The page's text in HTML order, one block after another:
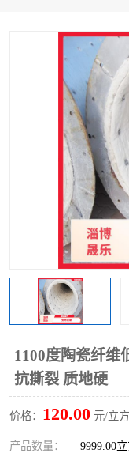
1100度陶瓷纤维
抗撕裂 质地硬
价格： 120.00 元/立
产品数量： 9999.00
硅酸铝纤维毡
硅酸铝保温棉